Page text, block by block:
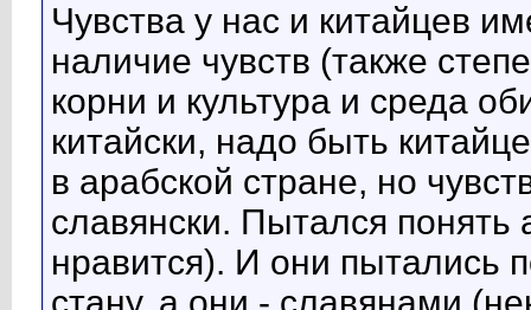
Чувства у нас и китайцев
наличие чувств (также
корни и культура и среда
китайски, надо быть
в арабской стране, но
славянски. Пытался
нравится). И они пытались